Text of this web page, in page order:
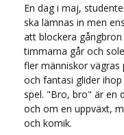
En dag i maj,
ska lämnas in men
att blockera
timmarna går och
fler människor
och fantasi glider
spel. "Bro, bro" är en
och om en uppväxt,
och komik.